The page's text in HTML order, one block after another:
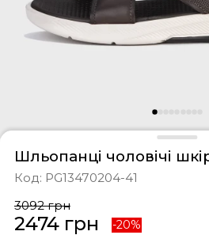
Шльопанці чоловічі
Код: PG13470204-41
3092 грн
2474 грн -20%